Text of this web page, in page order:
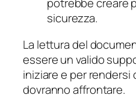
potrebbe creare
sicurezza.
La lettura del
essere un valido
iniziare e per
dovranno affrontare.